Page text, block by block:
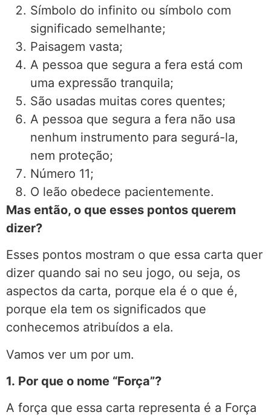
Símbolo do infinito ou símbolo com
significado semelhante;
Paisagem vasta;
A pessoa que segura a fera está com
uma expressão tranquila;
São usadas muitas cores quentes;
A pessoa que segura a fera não usa
nenhum instrumento para segurá-la,
nem proteção;
Número 11;
O leão obedece pacientemente.
Mas então, o que esses pontos querem
dizer?
Esses pontos mostram o que essa carta quer
dizer quando sai no seu jogo, ou seja, os
aspectos da carta, porque ela é o que é,
porque ela tem os significados que
conhecemos atribuídos a ela.
Vamos ver um por um.
1. Por que o nome “Força”?
A força que essa carta representa é a Força